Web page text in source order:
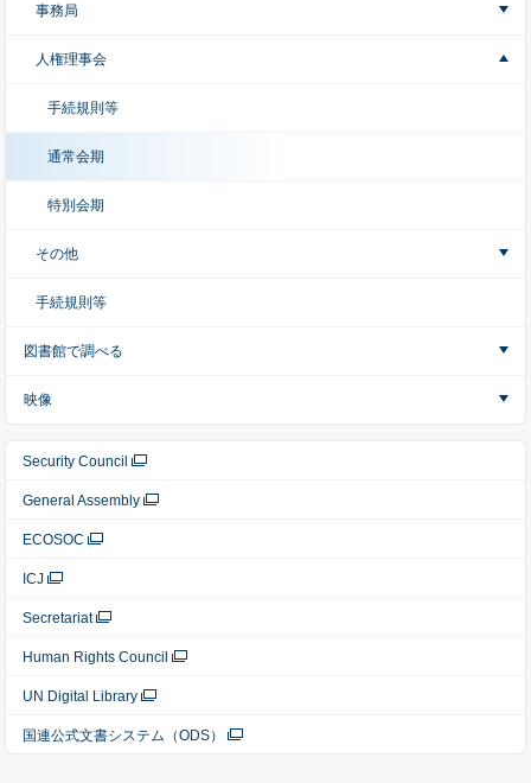
事務局
人権理事会
手続規則等
通常会期
特別会期
その他
手続規則等
図書館で調べる
映像
Security Council
General Assembly
ECOSOC
ICJ
Secretariat
Human Rights Council
UN Digital Library
国連公式文書システム（ODS）